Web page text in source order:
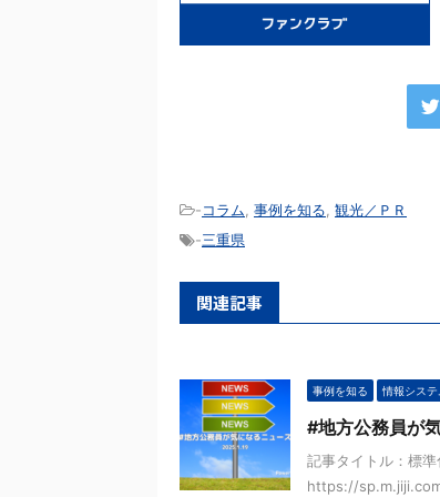
-コラム 事例を知る 観光／ＰＲ
-三重県
関連記事
事例を知る 情報システ
#地方公務員が
記事タイトル：標
https://